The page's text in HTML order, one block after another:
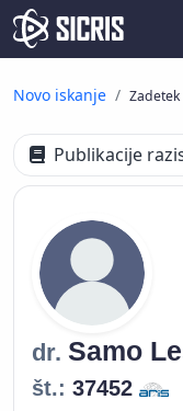
Novo iskanje Zadetek
Publikacije
dr. Samo
št.: 37452